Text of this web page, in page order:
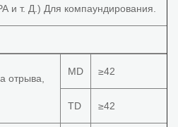
и т. Д.) Для компаундирования.
отрыва,
MD ≥42
TD ≥42